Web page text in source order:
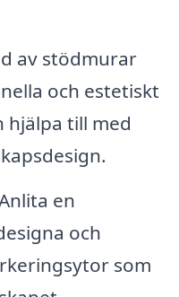
av stödmurar
och estetiskt
hjälpa till med
en
och
som